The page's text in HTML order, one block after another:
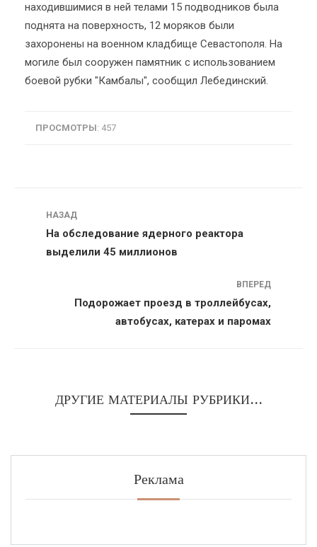
находившимися в ней телами 15 подводников была
поднята на поверхность, 12 моряков были
захоронены на военном кладбище Севастополя. На
могиле был сооружен памятник с использованием
боевой рубки "Камбалы", сообщил Лебединский.
ПРОСМОТРЫ: 457
Навигация
НАЗАД
На обследование ядерного реактора
выделили 45 миллионов
ВПЕРЕД
Подорожает проезд в троллейбусах,
автобусах, катерах и паромах
ДРУГИЕ МАТЕРИАЛЫ РУБРИКИ...
Реклама